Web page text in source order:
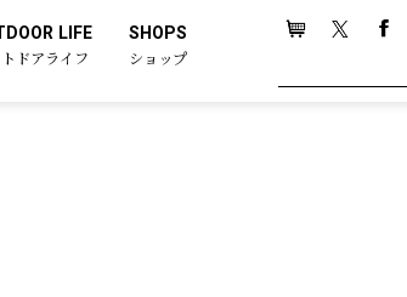
LIFE
ドアライフ
SHOPS
ショップ